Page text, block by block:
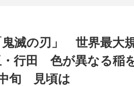
鬼滅の刃」 世界最大
行田 色が異なる稲
旬 見頃は